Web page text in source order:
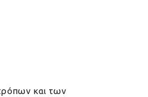
και των